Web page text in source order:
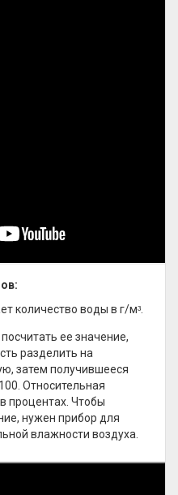
количество воды в г/мᶟ.
посчитать ее значение,
разделить на
затем получившееся
Относительная
процентах. Чтобы
нужен прибор для
влажности воздуха.